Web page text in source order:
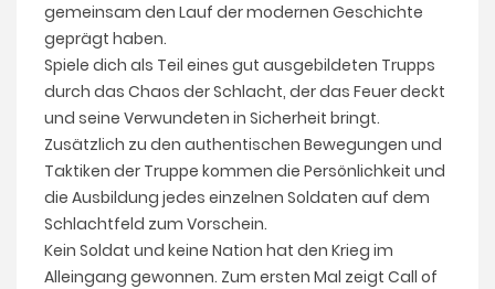
gemeinsam den Lauf der modernen Geschichte
geprägt haben.
Spiele dich als Teil eines gut ausgebildeten Trupps
durch das Chaos der Schlacht, der das Feuer deckt
und seine Verwundeten in Sicherheit bringt.
Zusätzlich zu den authentischen Bewegungen und
Taktiken der Truppe kommen die Persönlichkeit und
die Ausbildung jedes einzelnen Soldaten auf dem
Schlachtfeld zum Vorschein.
Kein Soldat und keine Nation hat den Krieg im
Alleingang gewonnen. Zum ersten Mal zeigt Call of